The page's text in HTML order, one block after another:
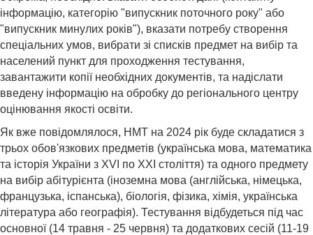
інформацію, категорію "випускник поточного року" або
"випускник минулих років"), вказати потребу створення
спеціальних умов, вибрати зі списків предмет на вибір та
населений пункт для проходження тестування,
завантажити копії необхідних документів, та надіслати
введену інформацію на обробку до регіонального центру
оцінювання якості освіти.
Як вже повідомлялося, НМТ на 2024 рік буде складатися з
трьох обов'язкових предметів (українська мова, математика
та історія України з XVI по XXI століття) та одного предмету
на вибір абітурієнта (іноземна мова (англійська, німецька,
французька, іспанська), біологія, фізика, хімія, українська
література або географія). Тестування відбудеться під час
основної (14 травня - 25 червня) та додаткових сесій (11-19